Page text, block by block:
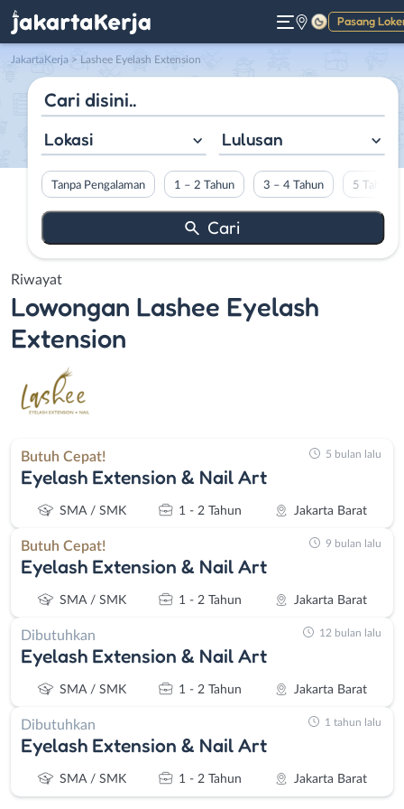
Pasang
Gelap
JakartaKerja > Lashee Eyelash Extension
Lokasi Lulusan
Tanpa Pengalaman 1 – 2 Tahun 3 – 4 Tahun 5 Tahun
Riwayat
Lowongan Lashee Eyelash
Extension
Butuh Cepat!
Eyelash Extension & Nail Art
SMA / SMK 1 - 2 Tahun Jakarta Barat
5 bulan lalu
Butuh Cepat!
Eyelash Extension & Nail Art
SMA / SMK 1 - 2 Tahun Jakarta Barat
9 bulan lalu
Dibutuhkan
Eyelash Extension & Nail Art
SMA / SMK 1 - 2 Tahun Jakarta Barat
12 bulan lalu
Dibutuhkan
Eyelash Extension & Nail Art
SMA / SMK 1 - 2 Tahun Jakarta Barat
1 tahun lalu